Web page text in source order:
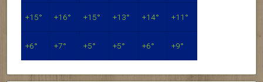
+15° +16° +15° +13° +14° +11°
+6° +7° +5° +5° +6° +9°